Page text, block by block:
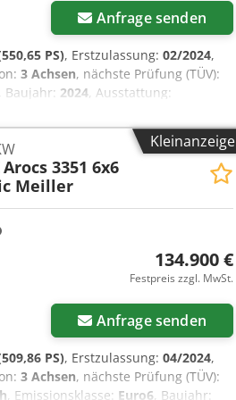
in Zahlung. Finanzierung
Anfrage senden
PS), Erstzulassung: 02/2024,
3 Achsen, nächste Prüfung (TÜV):
, Baujahr: 2024, Ausstattung:
auf unserem Hof in Kaufungen
Bulgarisch, Russisch) * Viktoria
* Interne Nummer:
* Anzahlung: 10% *
¤ Wenn das Angebot
kontaktieren Sie uns unter Hr.
nehmen wir Ihr gebrauchtes
NUTZFAHRZEUGE GMBH Wir
Bulgarisch. ----.
Kleinanzeige
Arocs 3351 6x6
Meiller
134.900 €
Festpreis zzgl. MwSt.
Anfrage senden
PS), Erstzulassung: 04/2024,
3 Achsen, nächste Prüfung (TÜV):
, Emissionsklasse: Euro6, Baujahr: